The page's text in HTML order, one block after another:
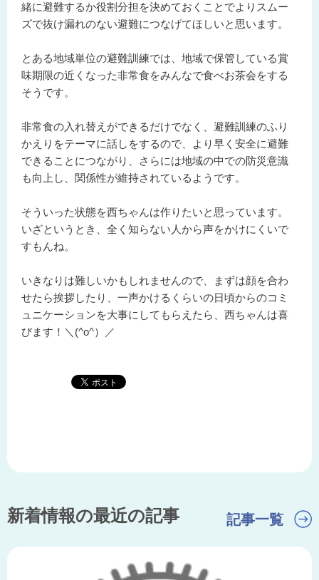
緒に避難するか役割分担を決めておくことでよりスムー
ズで抜け漏れのない避難につなげてほしいと思います。
とある地域単位の避難訓練では、地域で保管している賞
味期限の近くなった非常食をみんなで食べお茶会をする
そうです。
非常食の入れ替えができるだけでなく、避難訓練のふり
かえりをテーマに話しをするので、より早く安全に避難
できることにつながり、さらには地域の中での防災意識
も向上し、関係性が維持されているようです。
そういった状態を西ちゃんは作りたいと思っています。
いざというとき、全く知らない人から声をかけにくいで
すもんね。
いきなりは難しいかもしれませんので、まずは顔を合わ
せたら挨拶したり、一声かけるくらいの日頃からのコミ
ュニケーションを大事にしてもらえたら、西ちゃんは喜
びます！＼(^o^）／
新着情報の最近の記事 記事一覧